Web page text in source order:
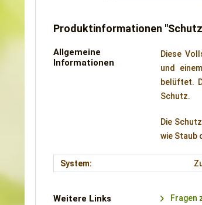
Produktinformationen
Allgemeine
Informationen
Diese
und
belüftet.
Schutz.
Die
wie Staub
System:
Weitere Links Fragen